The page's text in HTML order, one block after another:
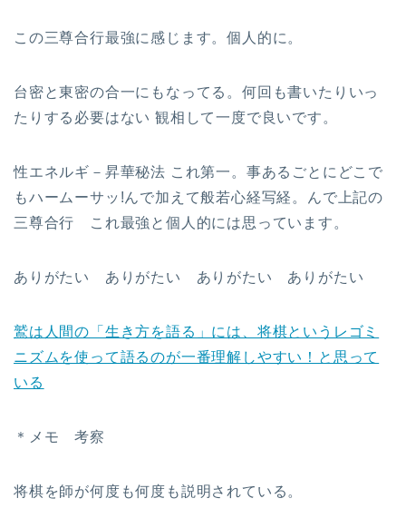
この三尊合行最強に感じます。個人的に。
台密と東密の合一にもなってる。何回も書いたりいっ
たりする必要はない 観相して一度で良いです。
性エネルギ－昇華秘法 これ第一。事あるごとにどこで
もハームーサッ!んで加えて般若心経写経。んで上記の
三尊合行 これ最強と個人的には思っています。
ありがたい ありがたい ありがたい ありがたい
鷲は人間の「生き方を語る」には、将棋というレゴミ
ニズムを使って語るのが一番理解しやすい！と思って
いる
＊メモ 考察
将棋を師が何度も何度も説明されている。